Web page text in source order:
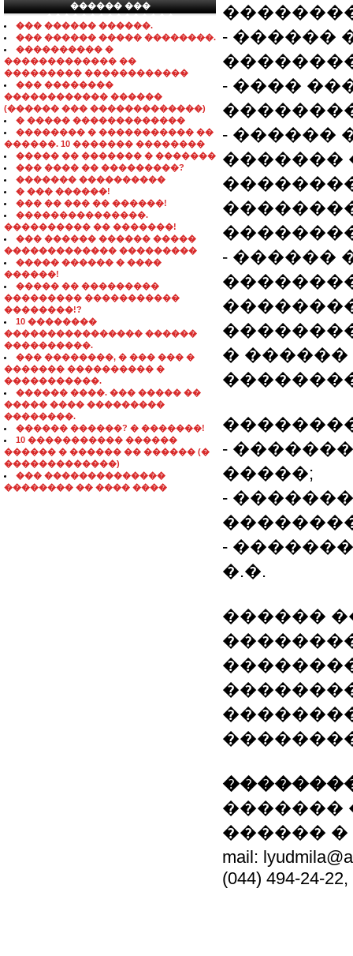
������ ���
���������������
��� ������ ������.
��� ������ ����� ��������.
���������� �
������������� ��
��������� ������������
��� ��������
������������ ������
(������ ��� �������������)
� ����� �������������
�������� � ����������� ��
������. 10 ������� ��������
����� �� ������� � �������
��� ���� �� ���������?
������� ����������
� ��� ������!
��� �� ��� �� ������!
���������������.
���������� �� �������!
��� ������ ������ �����
������������� ���������
����� ������ � ����
������!
����� �� ���������
��������� �����������
��������!?
10 ��������
���������������� ������
����������.
��� ��������, � ��� ��� �
������� ���������� �
�����������.
������ ����. ��� ����� ��
����� ���� ���������
��������.
������ ������? � �������!
10 ����������� ������
������ � ������ �� ������ (�
�������������)
��� ��������������
�������� �� ���� ����
- ������
- ����
- ������
�������
- ������
�
-
�����;
-
-
�.�.
������
�������
������ �
mail:
(044) 494-24-